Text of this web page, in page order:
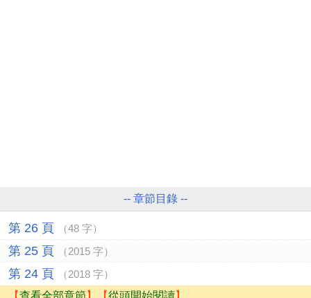
-- 章節目錄 --
第 26 頁 （48 字）
第 25 頁 （2015 字）
第 24 頁 （2018 字）
【查看全部章節 】【從頭開始閱讀】